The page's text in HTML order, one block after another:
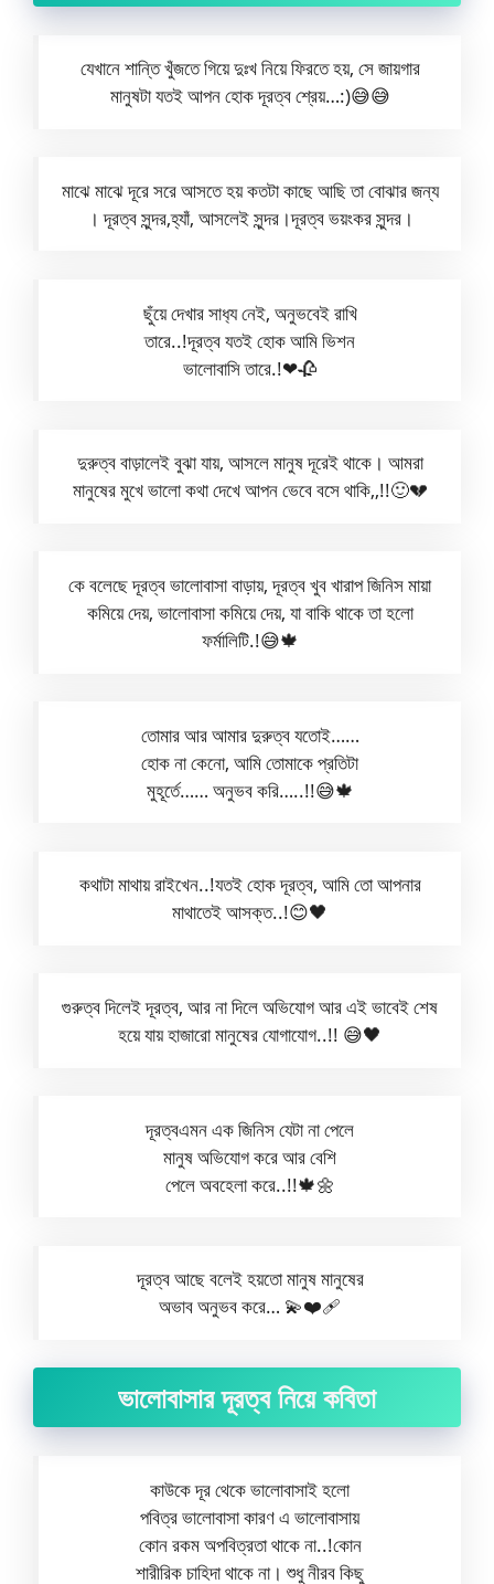
যেখানে শান্তি খুঁজতে গিয়ে দুঃখ নিয়ে ফিরতে হয়, সে জায়গার
মানুষটা যতই আপন হোক দূরত্ব শ্রেয়…:)😅😅
মাঝে মাঝে দূরে সরে আসতে হয় কতটা কাছে আছি তা বোঝার জন্য
। দূরত্ব সুন্দর,হ্যাঁ, আসলেই সুন্দর।দূরত্ব ভয়ংকর সুন্দর।
ছুঁয়ে দেখার সাধ‍্য নেই, অনুভবেই রাখি
তারে..!দূরত্ব যতই হোক আমি ভিশন
ভালোবাসি তারে.!❤🥀
দুরুত্ব বাড়ালেই বুঝা যায়, আসলে মানুষ দূরেই থাকে। আমরা
মানুষের মুখে ভালো কথা দেখে আপন ভেবে বসে থাকি,,!!🙂💔
কে বলেছে দূরত্ব ভালোবাসা বাড়ায়, দূরত্ব খুব খারাপ জিনিস মায়া
কমিয়ে দেয়, ভালোবাসা কমিয়ে দেয়, যা বাকি থাকে তা হলো
ফর্মালিটি.!😅🍁
তোমার আর আমার দুরুত্ব যতোই……
হোক না কেনো, আমি তোমাকে প্রতিটা
মুহূর্তে…… অনুভব করি…..!!😅🍁
কথাটা মাথায় রাইখেন..!যতই হোক দূরত্ব, আমি তো আপনার
মাথাতেই আসক্ত..!😊🖤
গুরুত্ব দিলেই দূরত্ব, আর না দিলে অভিযোগ আর এই ভাবেই শেষ
হয়ে যায় হাজারো মানুষের যোগাযোগ..!! 😅🖤
দূরত্বএমন এক জিনিস যেটা না পেলে
মানুষ অভিযোগ করে আর বেশি
পেলে অবহেলা করে..!!🍁🌼
দূরত্ব আছে বলেই হয়তো মানুষ মানুষের
অভাব অনুভব করে… 💫❤️‍🩹
ভালোবাসার দূরত্ব নিয়ে কবিতা
কাউকে দূর থেকে ভালোবাসাই হলো
পবিত্র ভালোবাসা কারণ এ ভালোবাসায়
কোন রকম অপবিত্রতা থাকে না..!কোন
শারীরিক চাহিদা থাকে না। শুধু নীরব কিছু